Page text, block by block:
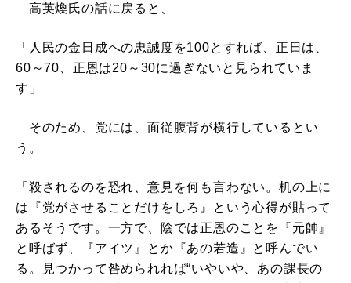
高英煥氏の話に戻ると、
「人民の金日成への忠誠度を100とすれば、正日は、
60～70、正恩は20～30に過ぎないと見られていま
す」
そのため、党には、面従腹背が横行しているとい
う。
「殺されるのを恐れ、意見を何も言わない。机の上に
は『党がさせることだけをしろ』という心得が貼って
あるそうです。一方で、陰では正恩のことを『元帥』
と呼ばず、『アイツ』とか『あの若造』と呼んでい
る。見つかって咎められれば“いやいや、あの課長の